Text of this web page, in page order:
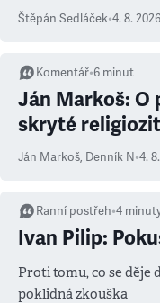
Štěpán Sedláček•4. 8. 2026
Komentář•6 minut
Ján Markoš: O
skryté
Ján Markoš, Denník N•4.
Ranní postřeh•4
Ivan Pilip:
Proti tomu, co se děje
poklidná zkouška